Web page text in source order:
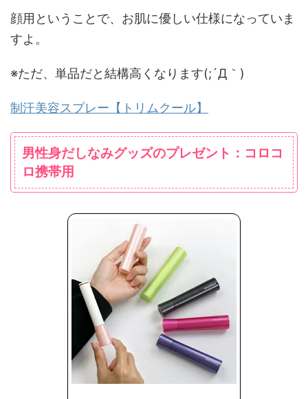
顔用ということで、お肌に優しい仕様になっていま
すよ。
※ただ、単品だと結構高くなります(;´Д｀)
制汗美容スプレー【トリムクール】
男性身だしなみグッズのプレゼント：コロコ
ロ携帯用